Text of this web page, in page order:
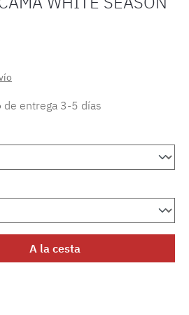
de entrega 3-5 días
la cantidad
A la cesta